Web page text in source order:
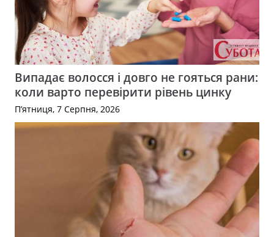
Випадає волосся і довго не гояться рани:
коли варто перевірити рівень цинку
П’ятниця, 7 Серпня, 2026